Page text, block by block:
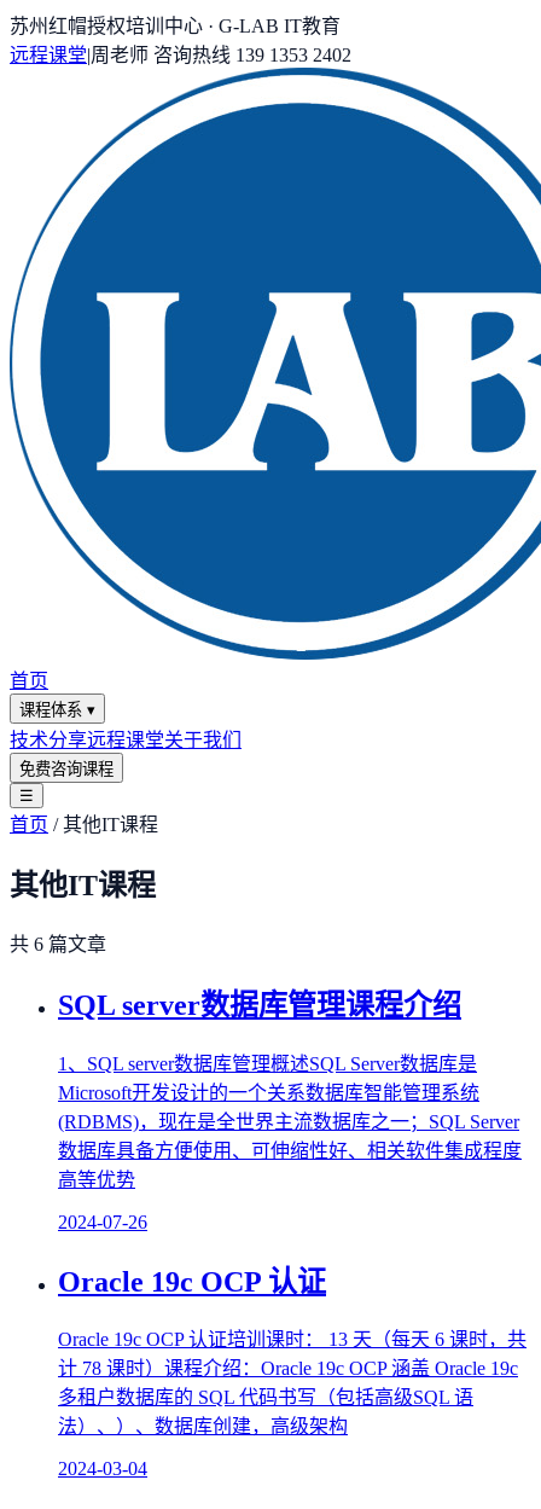
苏州红帽授权培训中心 · G-LAB IT教育
远程课堂|周老师 咨询热线 139 1353 2402
首页
课程体系 ▾
技术分享远程课堂关于我们
免费咨询课程
☰
首页 /其他IT课程
其他IT课程
共 6 篇文章
SQL server数据库管理课程介绍
1、SQL server数据库管理概述SQL Server数据库是
Microsoft开发设计的一个关系数据库智能管理系统
(RDBMS)，现在是全世界主流数据库之一；SQL Server
数据库具备方便使用、可伸缩性好、相关软件集成程度
高等优势
2024-07-26
Oracle 19c OCP 认证
Oracle 19c OCP 认证培训课时： 13 天（每天 6 课时，共
计 78 课时）课程介绍：Oracle 19c OCP 涵盖 Oracle 19c
多租户数据库的 SQL 代码书写（包括高级SQL 语
法）、）、数据库创建，高级架构
2024-03-04